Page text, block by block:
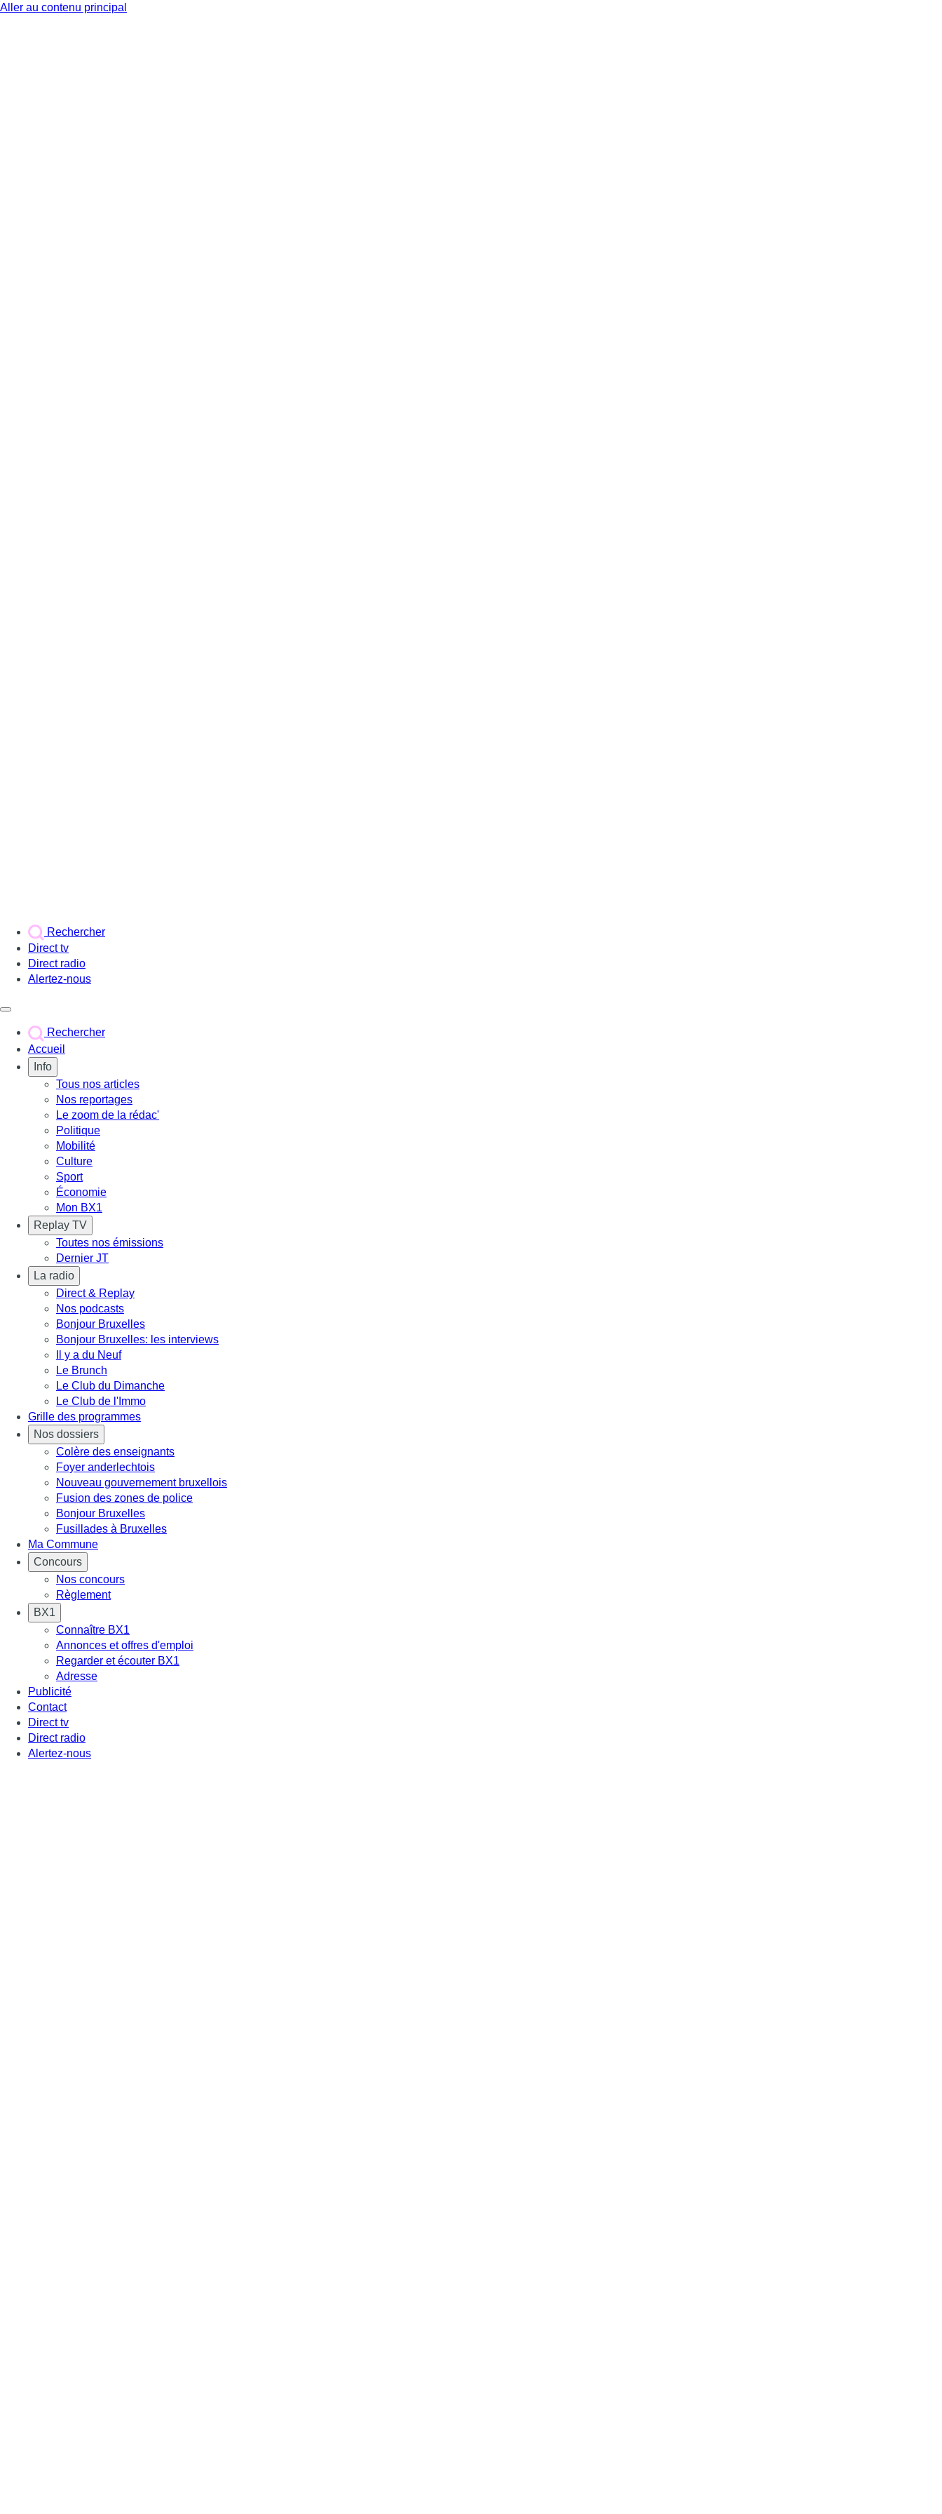
Aller au contenu principal
Rechercher
Direct tv
Direct radio
Alertez-nous
Rechercher
Accueil
Info
Tous nos articles
Nos reportages
Le zoom de la rédac'
Politique
Mobilité
Culture
Sport
Économie
Mon BX1
Replay TV
Toutes nos émissions
Dernier JT
La radio
Direct & Replay
Nos podcasts
Bonjour Bruxelles
Bonjour Bruxelles: les interviews
Il y a du Neuf
Le Brunch
Le Club du Dimanche
Le Club de l'Immo
Grille des programmes
Nos dossiers
Colère des enseignants
Foyer anderlechtois
Nouveau gouvernement bruxellois
Fusion des zones de police
Bonjour Bruxelles
Fusillades à Bruxelles
Ma Commune
Concours
Nos concours
Règlement
BX1
Connaître BX1
Annonces et offres d'emploi
Regarder et écouter BX1
Adresse
Publicité
Contact
Direct tv
Direct radio
Alertez-nous